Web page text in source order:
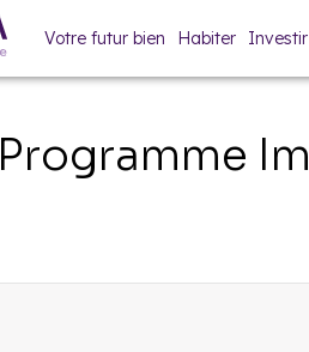
Votre futur bien Habiter Investir
Programme